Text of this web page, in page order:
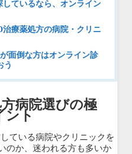
ているなら、オンライン
療薬処方の病院・クリニ
面倒な方はオンライン診
う
病院選びの極
ント
ている病院やクリニックを
のか、迷われる方も多いか